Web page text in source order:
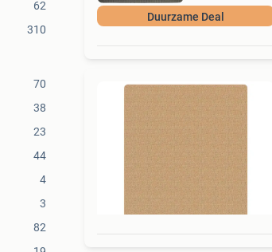
62
310
70
38
23
44
4
3
82
Duurzame Deal